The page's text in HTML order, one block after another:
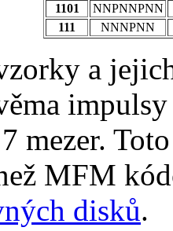
1101
NNPNNPNN
111
NNNPNN
a
mezer.
MFM
disků.